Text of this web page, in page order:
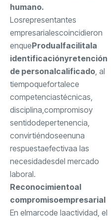
humano.
Losrepresentantes
empresarialescoincidieron
enqueProdualfacilitala
identificaciónyretención
de personalcalificado, al
tiempoquefortalece
competenciastécnicas,
disciplina,compromisoy
sentidodepertenencia,
convirtiéndoseenuna
respuestaefectivaa las
necesidadesdel mercado
laboral.
Reconocimientoal
compromisoempresarial
En elmarcode laactividad, el